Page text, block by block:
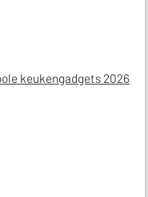
keukengadgets 2026